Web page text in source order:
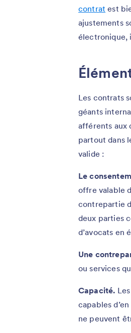
contrat est
ajustements
électronique,
Les contrats
géants
afférents aux
partout dans
valide :
Le
offre valable
contrepartie
deux parties
d’avocats en
Une
ou services
Capacité.
capables
ne peuvent